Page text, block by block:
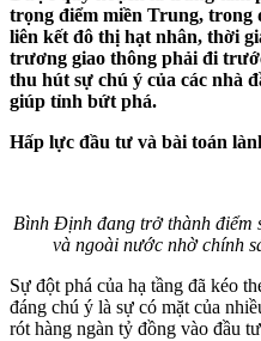
trọng điểm miền Trung, trong
liên kết đô thị hạt nhân, thời
trương giao thông phải đi
thu hút sự chú ý của các nhà
giúp tỉnh bứt phá.
Hấp lực đầu tư và bài toán
Bình Định đang trở thành điểm
và ngoài nước nhờ chính
Sự đột phá của hạ tầng đã kéo
đáng chú ý là sự có mặt của
rót hàng ngàn tỷ đồng vào đầu